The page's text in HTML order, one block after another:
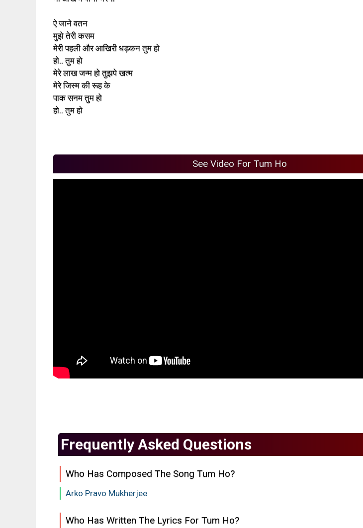
ऐ जाने वतन
मुझे तेरी कसम
मेरी पहली और आखिरी धड़कन तुम हो
हो.. तुम हो
मेरे लाख जन्म हो तुझपे खत्म
मेरे जिस्म की रूह के
पाक सनम तुम हो
हो.. तुम हो
See Video For Tum Ho
Frequently Asked Questions
Who Has Composed The Song Tum Ho?
Arko Pravo Mukherjee
Who Has Written The Lyrics For Tum Ho?